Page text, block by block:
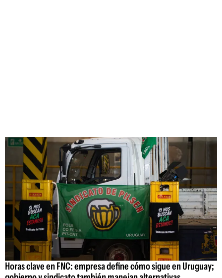
Horas clave en FNC: empresa define cómo sigue en Uruguay;